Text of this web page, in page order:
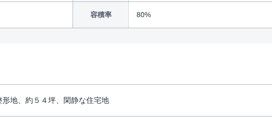
容積率 80%
地、約５４坪、閑静な住宅地